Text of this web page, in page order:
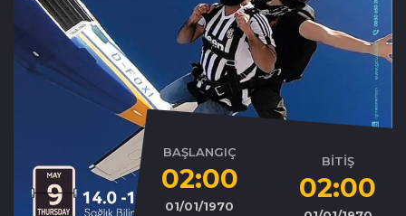
BAŞLANGIÇ
02:00
01/01/1970
BİTİŞ
02:00